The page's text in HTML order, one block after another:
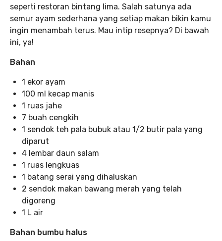
seperti restoran bintang lima. Salah satunya ada
semur ayam sederhana yang setiap makan bikin kamu
ingin menambah terus. Mau intip resepnya? Di bawah
ini, ya!
Bahan
1 ekor ayam
100 ml kecap manis
1 ruas jahe
7 buah cengkih
1 sendok teh pala bubuk atau 1/2 butir pala yang
diparut
4 lembar daun salam
1 ruas lengkuas
1 batang serai yang dihaluskan
2 sendok makan bawang merah yang telah
digoreng
1 L air
Bahan bumbu halus